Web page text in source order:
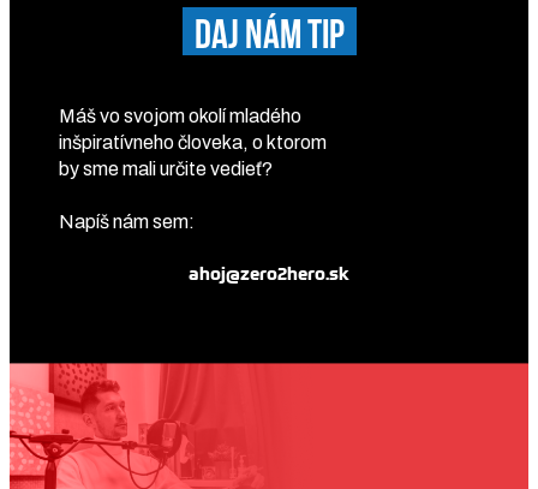
DAJ NÁM TIP
Máš vo svojom okolí mladého
inšpiratívneho človeka, o ktorom
by sme mali určite vedieť?
Napíš nám sem:
ahoj@zero2hero.sk